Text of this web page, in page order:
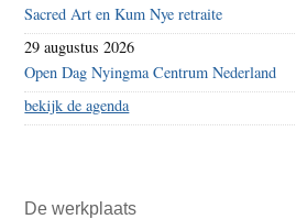
Sacred Art en Kum Nye retraite
29 augustus 2026
Open Dag Nyingma Centrum Nederland
bekijk de agenda
De werkplaats